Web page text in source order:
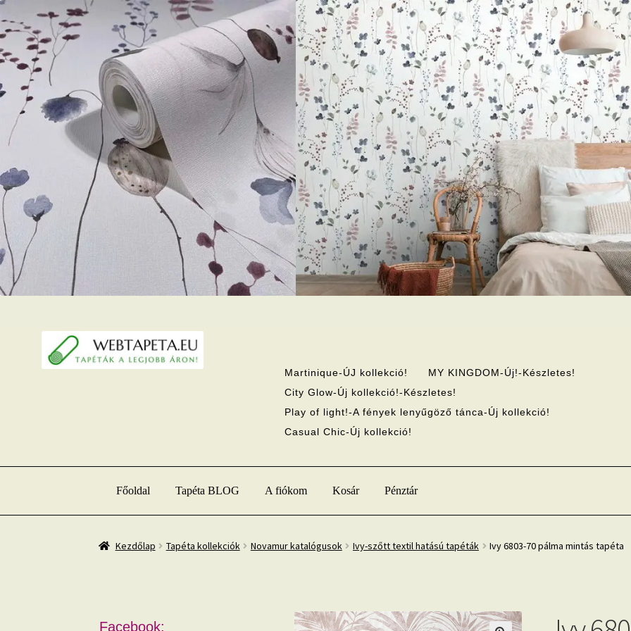
Ugrás
a
navigációhoz
Kilépés
a
tartalomba
Martinique-ÚJ kollekció!
MY KINGDOM-Új!-Készletes!
City Glow-Új kollekció!-Készletes!
Play of light!-A fények lenyűgöző tánca-Új kollekció!
Casual Chic-Új kollekció!
Főoldal Tapéta BLOG A fiókom Kosár Pénztár
Kezdőlap Tapéta kollekciók Novamur katalógusok Ivy-szőtt textil hatású tapéták Ivy 6803-70 pálma mintás tapéta
Facebook: